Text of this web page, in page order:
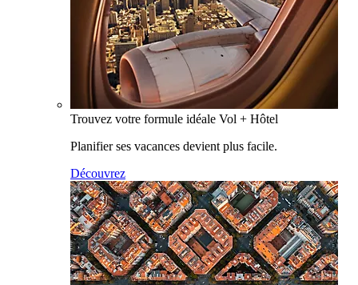
Trouvez votre formule idéale Vol + Hôtel
Planifier ses vacances devient plus facile.
Découvrez